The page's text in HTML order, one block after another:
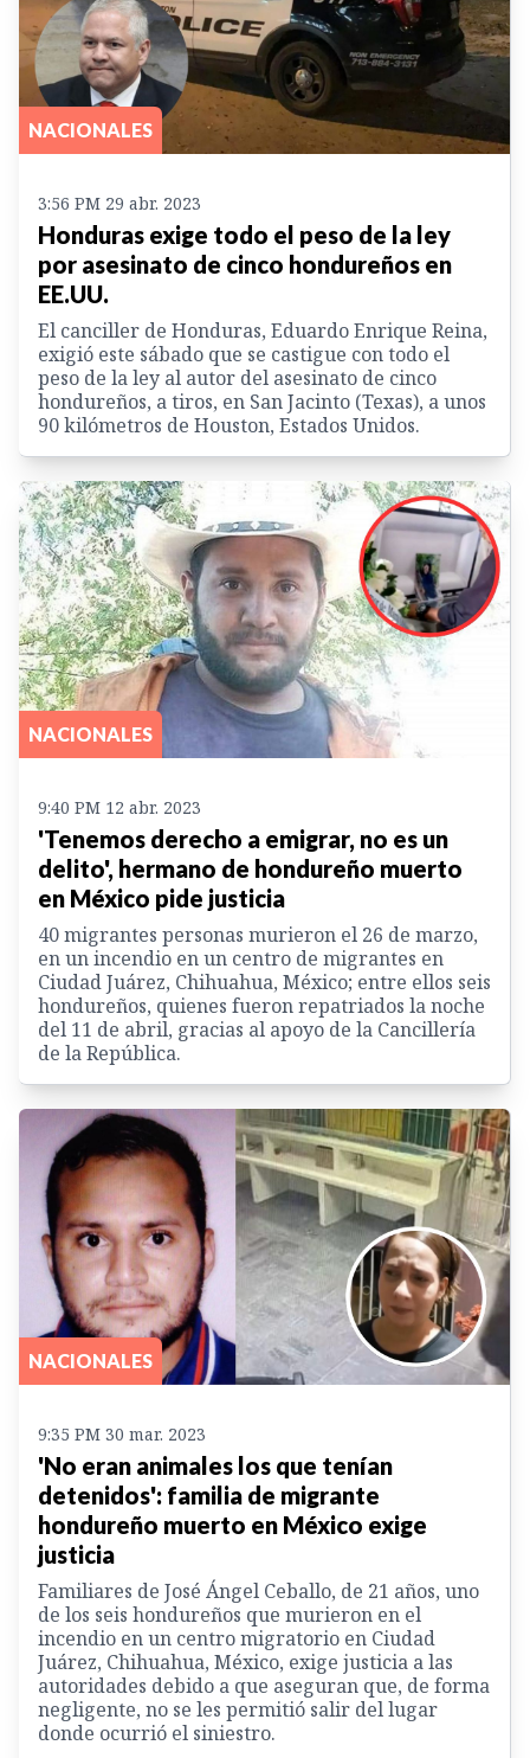
NACIONALES
3:56 PM 29 abr. 2023
Honduras exige todo el peso de la ley
por asesinato de cinco hondureños en
EE.UU.
El canciller de Honduras, Eduardo Enrique Reina,
exigió este sábado que se castigue con todo el
peso de la ley al autor del asesinato de cinco
hondureños, a tiros, en San Jacinto (Texas), a unos
90 kilómetros de Houston, Estados Unidos.
NACIONALES
9:40 PM 12 abr. 2023
'Tenemos derecho a emigrar, no es un
delito', hermano de hondureño muerto
en México pide justicia
40 migrantes personas murieron el 26 de marzo,
en un incendio en un centro de migrantes en
Ciudad Juárez, Chihuahua, México; entre ellos seis
hondureños, quienes fueron repatriados la noche
del 11 de abril, gracias al apoyo de la Cancillería
de la República.
NACIONALES
9:35 PM 30 mar. 2023
'No eran animales los que tenían
detenidos': familia de migrante
hondureño muerto en México exige
justicia
Familiares de José Ángel Ceballo, de 21 años, uno
de los seis hondureños que murieron en el
incendio en un centro migratorio en Ciudad
Juárez, Chihuahua, México, exige justicia a las
autoridades debido a que aseguran que, de forma
negligente, no se les permitió salir del lugar
donde ocurrió el siniestro.